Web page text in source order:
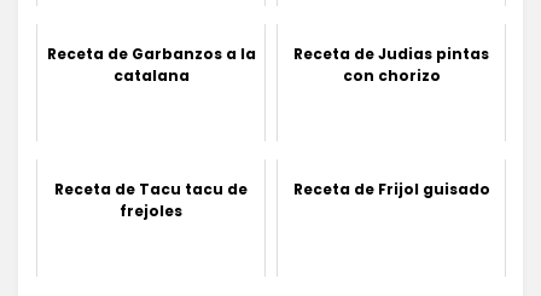
Receta de Garbanzos a la
catalana
Receta de Judias pintas
con chorizo
Receta de Tacu tacu de
frejoles
Receta de Frijol guisado